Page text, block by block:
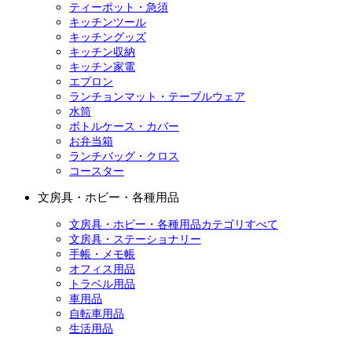
ティーポット・急須
キッチンツール
キッチングッズ
キッチン収納
キッチン家電
エプロン
ランチョンマット・テーブルウェア
水筒
ボトルケース・カバー
お弁当箱
ランチバッグ・クロス
コースター
文房具・ホビー・各種用品
文房具・ホビー・各種用品カテゴリすべて
文房具・ステーショナリー
手帳・メモ帳
オフィス用品
トラベル用品
車用品
自転車用品
生活用品